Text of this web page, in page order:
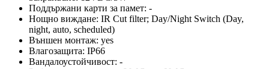
Поддържани карти за памет: -
Нощно виждане: IR Cut filter; Day/Night Switch (Day,
night, auto, scheduled)
Външен монтаж: yes
Влагозащита: IP66
Вандалоустойчивост: -